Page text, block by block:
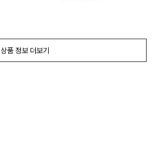
상품 정보 더보기